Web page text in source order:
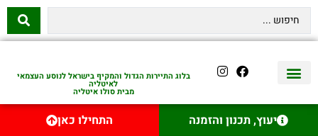
בלוג התיירות הגדול והמקיף בישראל לנוסע העצמאי
לאיטליה
מבית סולו איטליה
יעוץ, תכנון והזמנה התחילו כאן